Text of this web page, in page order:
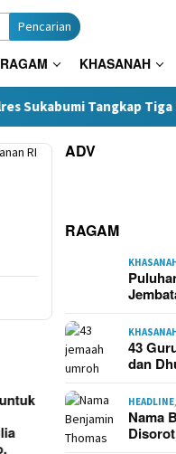
Pencarian
RAGAM KHASANAH
Tangkap Tiga Pelaku di
ADV
RAGAM
43
dan
HEADLINE,
Nama